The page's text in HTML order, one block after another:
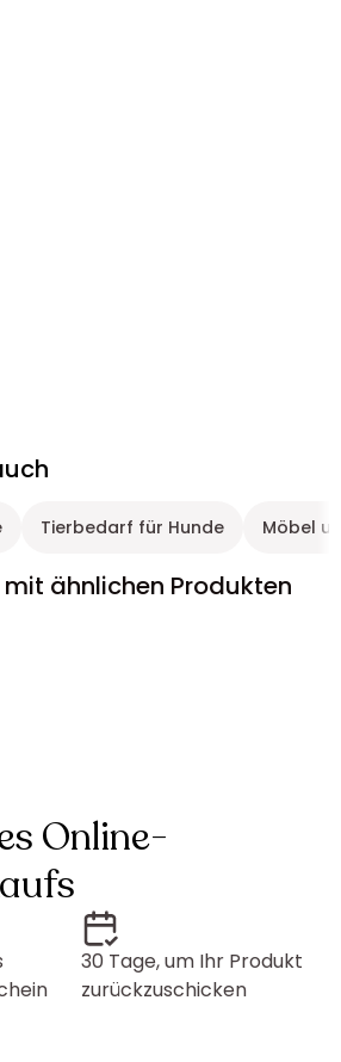
Tierbedarf für Hunde Möbel
ähnlichen Produkten
Online-
30 Tage, um Ihr Produkt
zurückzuschicken